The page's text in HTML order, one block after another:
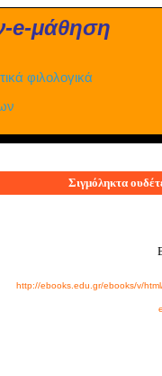
φιλολογικά
Σιγμόληκτα
http://ebooks.edu.gr/ebooks/v/